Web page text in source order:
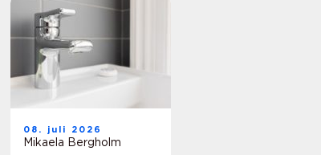
08. juli 2026
Mikaela Bergholm